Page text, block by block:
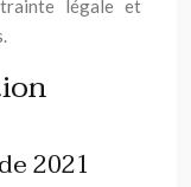
légale et
2021